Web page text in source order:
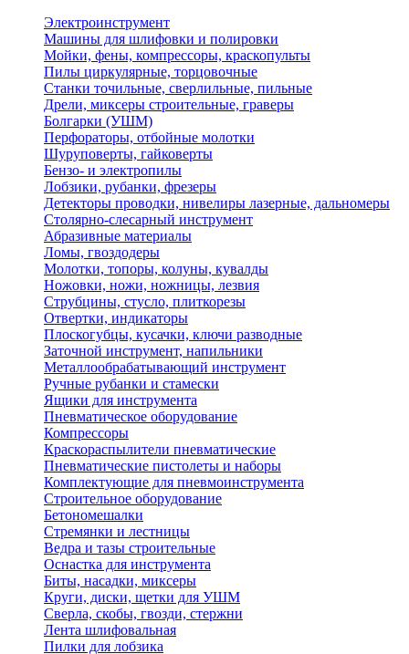
Электроинструмент
Машины для шлифовки и полировки
Мойки, фены, компрессоры, краскопульты
Пилы циркулярные, торцовочные
Станки точильные, сверлильные, пильные
Дрели, миксеры строительные, граверы
Болгарки (УШМ)
Перфораторы, отбойные молотки
Шуруповерты, гайковерты
Бензо- и электропилы
Лобзики, рубанки, фрезеры
Детекторы проводки, нивелиры лазерные, дальномеры
Столярно-слесарный инструмент
Абразивные материалы
Ломы, гвоздодеры
Молотки, топоры, колуны, кувалды
Ножовки, ножи, ножницы, лезвия
Струбцины, стусло, плиткорезы
Отвертки, индикаторы
Плоскогубцы, кусачки, ключи разводные
Заточной инструмент, напильники
Металлообрабатывающий инструмент
Ручные рубанки и стамески
Ящики для инструмента
Пневматическое оборудование
Компрессоры
Краскораспылители пневматические
Пневматические пистолеты и наборы
Комплектующие для пневмоинструмента
Строительное оборудование
Бетономешалки
Стремянки и лестницы
Ведра и тазы строительные
Оснастка для инструмента
Биты, насадки, миксеры
Круги, диски, щетки для УШМ
Сверла, скобы, гвозди, стержни
Лента шлифовальная
Пилки для лобзика